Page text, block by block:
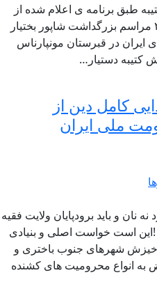
طبق برنامه ی اعلام شده از
پیش، در روز ششم اوت ۲۰۲۱ مراسم بزرگداشت شاپور بختیار
در قبرستان مونپارناس
کتیبه دستیار…
کامل دین از
ملی ايران
نان و باید برودپایان ولایت فقیه
است خواست اصلی و بنیادی
خیزش شهرهای جنوب باختری و
انواع محرومیت های کشنده